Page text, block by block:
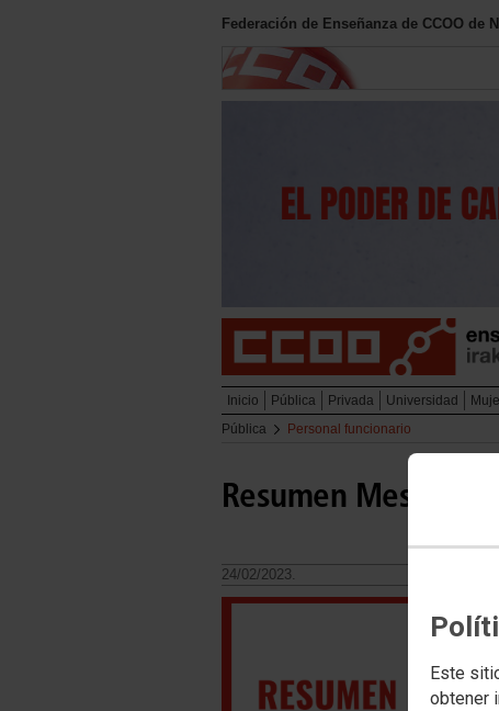
Este
obtener
Federación de Enseñanza de CCOO de
Inicio Pública Privada Universidad
Pública
Personal funcionario
Resumen Mesa
24/02/2023.